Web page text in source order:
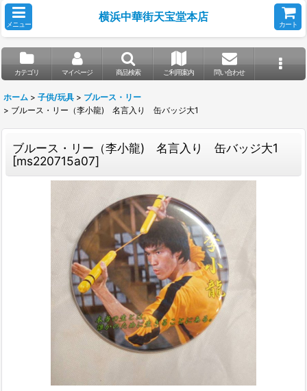
メニュー
横浜中華街天宝堂本店
カート
カテゴリ マイページ 商品検索 ご利用案内 問い合わせ
ホーム > 子供/玩具 > ブルース・リー
> ブルース・リー（李小龍) 名言入り 缶バッジ大1
ブルース・リー（李小龍) 名言入り 缶バッジ大1
[ms220715a07]